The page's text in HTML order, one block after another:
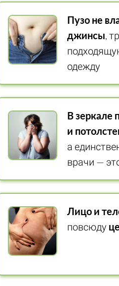
Пузо не
джинсы,
одежду
В зеркале
и
а
врачи —
Лицо и
повсюду